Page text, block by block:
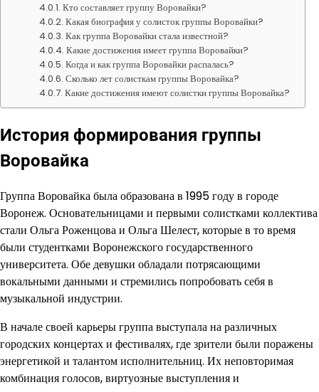
Кто составляет группу Воровайки?
Какая биография у солисток группы Воровайки?
Как группа Воровайки стала известной?
Какие достижения имеет группа Воровайки?
Когда и как группа Воровайки распалась?
Сколько лет солисткам группы Воровайка?
Какие достижения имеют солистки группы Воровайка?
История формирования группы
Воровайка
Группа Воровайка была образована в 1995 году в городе
Воронеж. Основательницами и первыми солистками коллектива
стали Ольга Роженцова и Ольга Шелест, которые в то время
были студентками Воронежского государственного
университета. Обе девушки обладали потрясающими
вокальными данными и стремились попробовать себя в
музыкальной индустрии.
В начале своей карьеры группа выступала на различных
городских концертах и фестивалях, где зрители были поражены
энергетикой и талантом исполнительниц. Их неповторимая
комбинация голосов, виртуозные выступления и